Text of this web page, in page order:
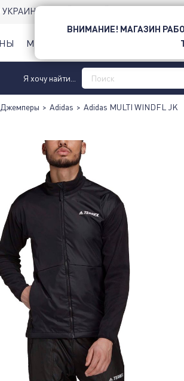
НОВОЙ ПОЧТОЙ
МУЖЧИНЫ
Я хочу найти...
Джемперы > Adidas > Adidas MULTI WINDFL JK
ВНИМАНИЕ! МАГАЗИН